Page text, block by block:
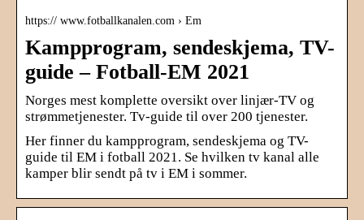
https:// www.fotballkanalen.com › Em
Kampprogram, sendeskjema, TV-
guide – Fotball-EM 2021
Norges mest komplette oversikt over linjær-TV og
strømmetjenester. Tv-guide til over 200 tjenester.
Her finner du kampprogram, sendeskjema og TV-
guide til EM i fotball 2021. Se hvilken tv kanal alle
kamper blir sendt på tv i EM i sommer.